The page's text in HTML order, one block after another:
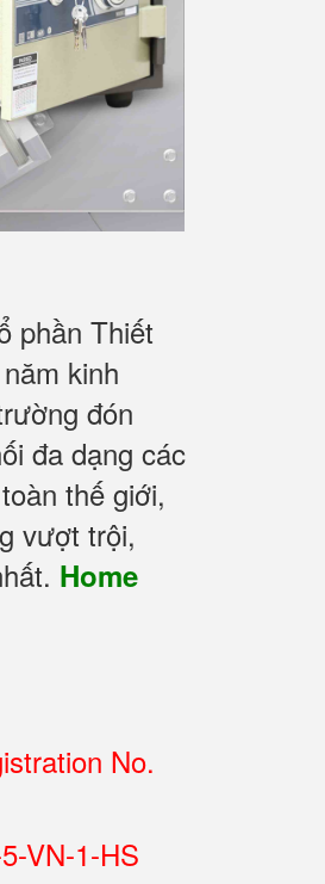
phần Thiết
kinh
đón
đa dạng các
thế giới,
vượt trội,
Home
No.
VN-1-HS